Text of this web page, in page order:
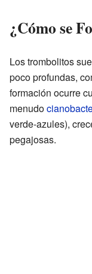
¿Cómo se
Los trombolitos
poco profundas,
formación ocurre
menudo
verde-azules),
pegajosas.